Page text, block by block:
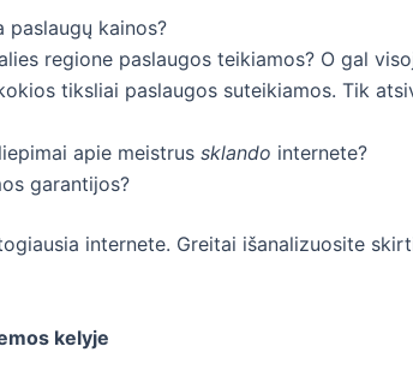
paslaugų kainos?
regione paslaugos teikiamos? O gal
tiksliai paslaugos suteikiamos. Tik
apie meistrus sklando internete?
garantijos?
internete. Greitai išanalizuosite
kelyje